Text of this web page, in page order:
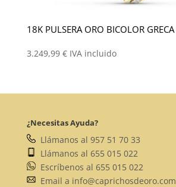
18K PULSERA ORO BICOLOR GRECA
3.249,99 € IVA incluido
¿Necesitas Ayuda?
Llámanos al 957 51 70 33
Llámanos al 655 015 022
Escríbenos al 655 015 022
Email a info@caprichosdeoro.com